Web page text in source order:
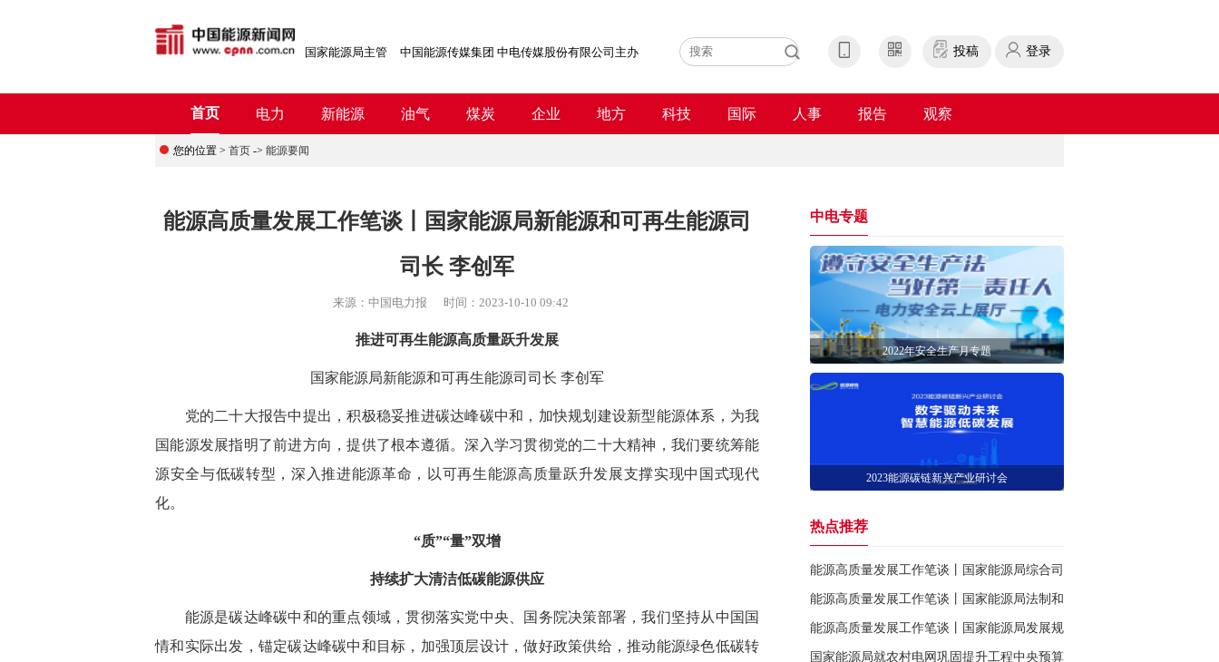
国家能源局主管 中国能源传媒集团 中电传媒股份有限公司主办 投稿 登录
首页 电力 新能源 油气 煤炭 企业 地方 科技 国际 人事 报告 观察
您的位置 > 首页 -> 能源要闻
能源高质量发展工作笔谈丨国家能源局新能源和可再生能源司
司长 李创军
来源： 中国电力报 时间： 2023-10-10 09:42
推进可再生能源高质量跃升发展
国家能源局新能源和可再生能源司司长 李创军
党的二十大报告中提出，积极稳妥推进碳达峰碳中和，加快规划建设新型能源体系，为我
国能源发展指明了前进方向，提供了根本遵循。深入学习贯彻党的二十大精神，我们要统筹能
源安全与低碳转型，深入推进能源革命，以可再生能源高质量跃升发展支撑实现中国式现代
化。
“质”“量”双增
持续扩大清洁低碳能源供应
能源是碳达峰碳中和的重点领域，贯彻落实党中央、国务院决策部署，我们坚持从中国国
情和实际出发，锚定碳达峰碳中和目标，加强顶层设计，做好政策供给，推动能源绿色低碳转
中电专题
2022年安全生产月专题
2023能源碳链新兴产业研讨会
热点推荐
能源高质量发展工作笔谈丨国家能源局综合司司长 梁昌新
能源高质量发展工作笔谈丨国家能源局法制和体制改革司副司长 梁志鹏
能源高质量发展工作笔谈丨国家能源局发展规划司司长 李福龙
国家能源局就农村电网巩固提升工程中央预算内投资项目两项指南公开